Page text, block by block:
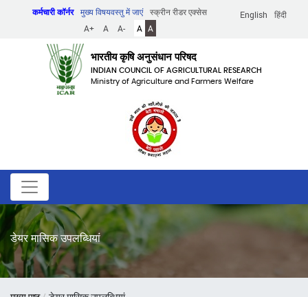
English हिंदी
कर्मचारी कॉर्नर मुख्य विषयवस्तु में जाएं
स्क्रीन रीडर एक्सेस
A+
A A- A A
भारतीय कृषि अनुसंधान परिषद
INDIAN COUNCIL OF AGRICULTURAL RESEARCH
Ministry of Agriculture and Farmers Welfare
डेयर मासिक उपलब्धियां